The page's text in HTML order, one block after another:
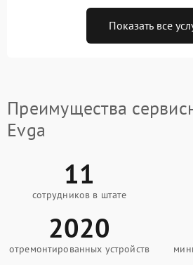
Показать все
Преимущества
Evga
11
сотрудников в штате
2020
отремонтированных устройств